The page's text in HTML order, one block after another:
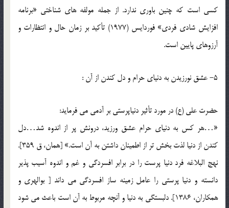
کسي است که چنين باوري ندارد. از جمله مولفه هاي شناختي «برنامه
افزايش شادي فردي» فوردايس (1977) تأکيد بر زمان حال و انتظارات و
آرزوهاي پايين است.
5- عشق نورزيدن به دنياي حرام و دل کندن از آن :
حضرت علي (ع) در مورد تأثير دنياپرستي بر آدمي مي فرمايد:
«…هر کس به دنياي حرام عشق ورزيد، درونش پر از اندوه شد…دل
کندن از دنيا لذت بخش تر از اطمينان داشتن به آن است.» [همان، ق 359].
نهج البلاغه فرد دنيا پرست را در برابر افسردگي و غم و اندوه آسيب پذير
دانسته و دنيا پرستي را عامل زمينه ساز افسردگي مي داند [ بوالهري و
همکاران، 1386]. دلبستگي به دنيا و آنچه مربوط به آن است باعث مي شود